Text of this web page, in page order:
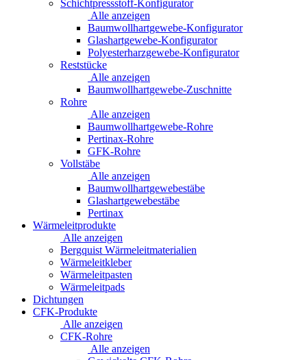
Schichtpressstoff-Konfigurator
Alle anzeigen
Baumwollhartgewebe-Konfigurator
Glashartgewebe-Konfigurator
Polyesterharzgewebe-Konfigurator
Reststücke
Alle anzeigen
Baumwollhartgewebe-Zuschnitte
Rohre
Alle anzeigen
Baumwollhartgewebe-Rohre
Pertinax-Rohre
GFK-Rohre
Vollstäbe
Alle anzeigen
Baumwollhartgewebestäbe
Glashartgewebestäbe
Pertinax
Wärmeleitprodukte
Alle anzeigen
Bergquist Wärmeleitmaterialien
Wärmeleitkleber
Wärmeleitpasten
Wärmeleitpads
Dichtungen
CFK-Produkte
Alle anzeigen
CFK-Rohre
Alle anzeigen